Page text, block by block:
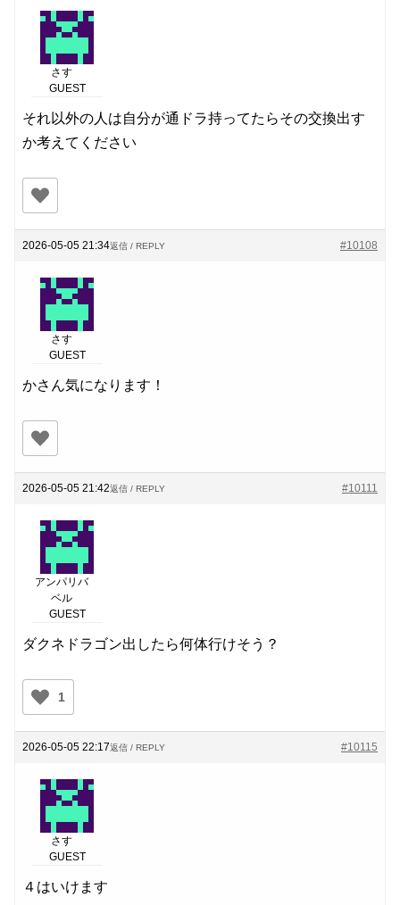
さす
GUEST
それ以外の人は自分が通ドラ持ってたらその交換出す
か考えてください
2026-05-05 21:34 #10108
返信 / REPLY
さす
GUEST
かさん気になります！
2026-05-05 21:42 #10111
返信 / REPLY
アンパリバ
ベル
GUEST
ダクネドラゴン出したら何体行けそう？
1
2026-05-05 22:17 #10115
返信 / REPLY
さす
GUEST
４はいけます